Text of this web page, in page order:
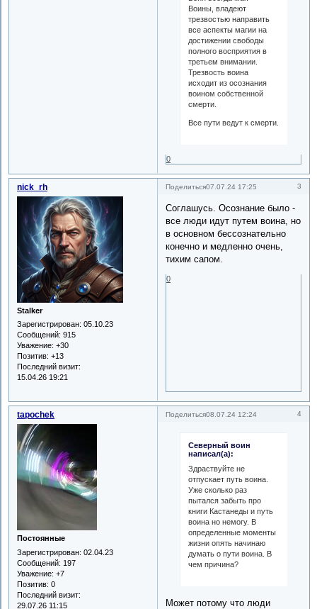
Воины, владеют
трезвостью направить
все аспекты магии на
достижении свободы
полного восприятия в
третьем внимании.
Трезвость воина
исходит из осознания
воином собственной
смерти.
Все пути ведут к смерти.
0
Поделиться 3
07.07.24 17:25
nick_rh
Stalker
Зарегистрирован: 05.10.23
Сообщений: 915
Уважение: +30
Позитив: +13
Последний визит:
15.04.26 19:21
Соглашусь. Осознание было -
все люди идут путем воина, но
в основном бессознательно
конечно и медленно очень,
тихим сапом.
0
Поделиться 4
08.07.24 12:24
tapochek
Постоянные
Зарегистрирован: 02.04.23
Сообщений: 197
Уважение: +7
Позитив: 0
Последний визит:
29.07.26 11:15
Северный воин
написал(а):
Здраствуйте не
отпускает путь воина.
Уже сколько раз
пытался забыть про
книги Кастанеды и путь
воина но немогу. В
определенные моменты
жизни опять начинаю
думать о пути воина. В
чем причина?
Может потому что люди